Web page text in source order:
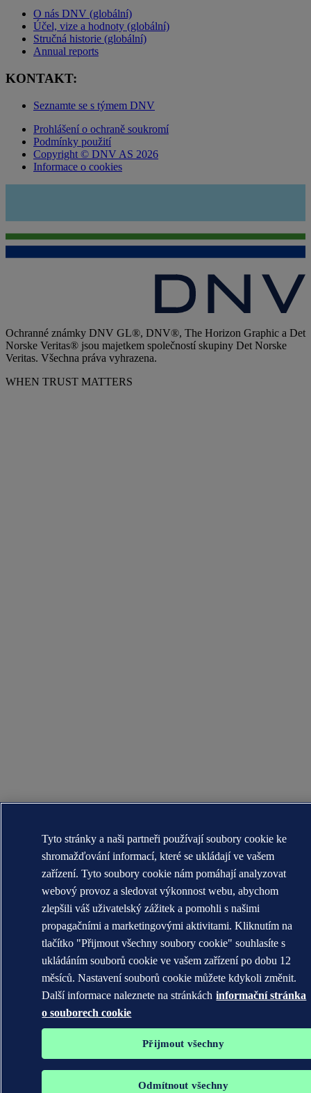
O nás DNV (globální)
Účel, vize a hodnoty (globální)
Stručná historie (globální)
Annual reports
KONTAKT:
Seznamte se s týmem DNV
Prohlášení o ochraně soukromí
Podmínky použití
Copyright © DNV AS 2026
Informace o cookies
Ochranné známky DNV GL®, DNV®, The Horizon Graphic a Det
Norske Veritas® jsou majetkem společností skupiny Det Norske
Veritas. Všechna práva vyhrazena.
WHEN TRUST MATTERS
Tyto stránky a naši partneři používají soubory cookie ke
shromažďování informací, které se ukládají ve vašem
zařízení. Tyto soubory cookie nám pomáhají analyzovat
webový provoz a sledovat výkonnost webu, abychom
zlepšili váš uživatelský zážitek a pomohli s našimi
propagačními a marketingovými aktivitami. Kliknutím na
tlačítko "Přijmout všechny soubory cookie" souhlasíte s
ukládáním souborů cookie ve vašem zařízení po dobu 12
měsíců. Nastavení souborů cookie můžete kdykoli změnit.
Další informace naleznete na stránkách informační stránka
o souborech cookie
Přijmout všechny
Odmítnout všechny